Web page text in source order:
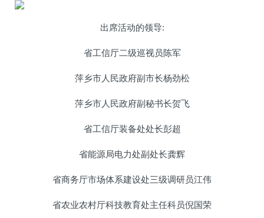
出席活动的领导:
省工信厅二级巡视员陈军
萍乡市人民政府副市长杨劲松
萍乡市人民政府副秘书长贺飞
省工信厅装备处处长彭超
省能源局电力处副处长龚辉
省商务厅市场体系建设处三级调研员江伟
省农业农村厅科技教育处主任科员倪国荣